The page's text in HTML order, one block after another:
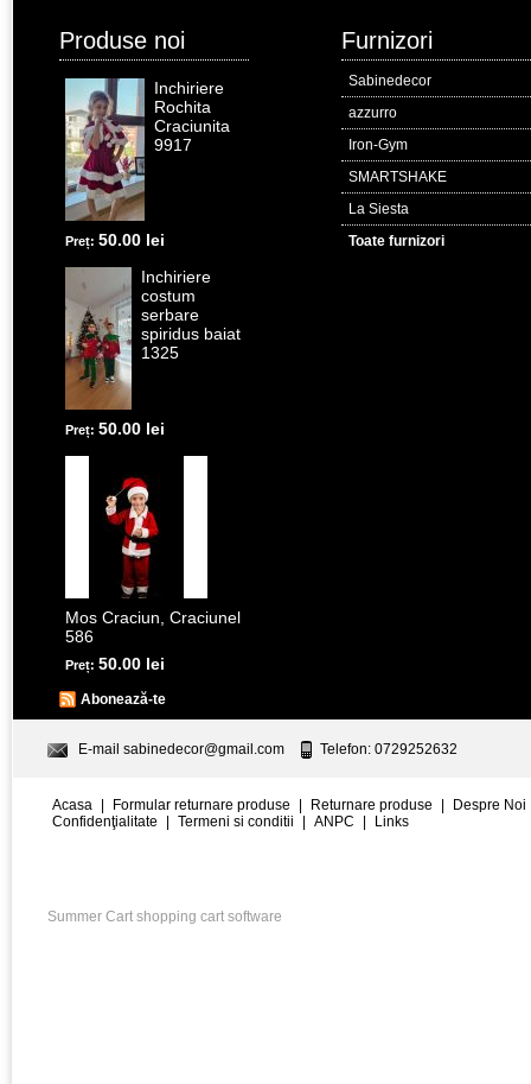
Produse noi
Inchiriere
Rochita
Craciunita
9917
Preț: 50.00 lei
Inchiriere
costum
serbare
spiridus baiat
1325
Preț: 50.00 lei
Mos Craciun, Craciunel
586
Preț: 50.00 lei
Abonează-te
Furnizori
Sabinedecor
azzurro
Iron-Gym
SMARTSHAKE
La Siesta
Toate furnizori
E-mail sabinedecor@gmail.com Telefon: 0729252632
Acasa Formular returnare produse Returnare produse
Despre Noi
Confidenţialitate
Termeni si conditii ANPC Links
Summer Cart shopping cart software